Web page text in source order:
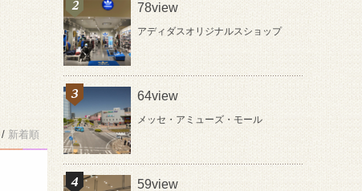
/ 新着順
78view
アディダスオリジナルスショップ
64view
メッセ・アミューズ・モール
59view